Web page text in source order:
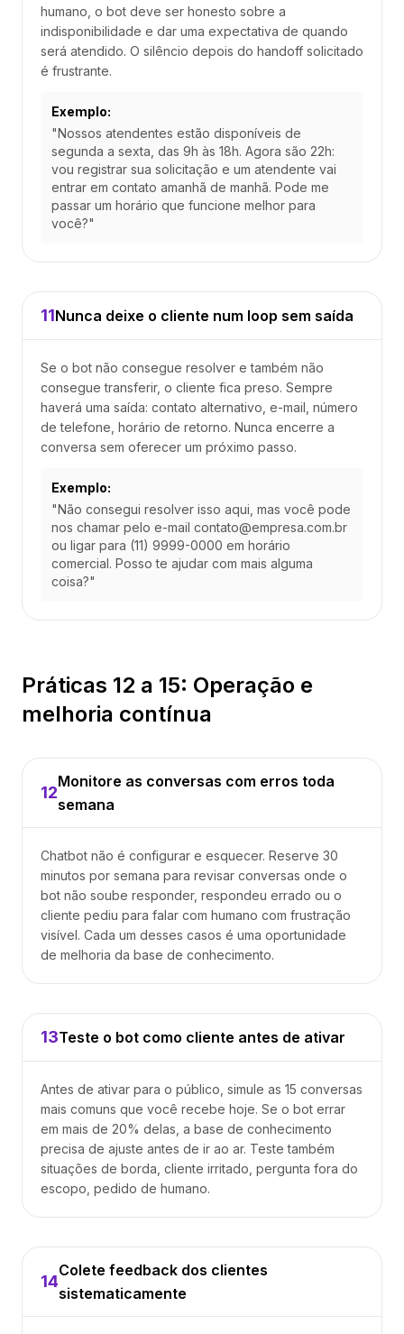
humano, o bot deve ser honesto sobre a
indisponibilidade e dar uma expectativa de quando
será atendido. O silêncio depois do handoff solicitado
é frustrante.
Exemplo:
"Nossos atendentes estão disponíveis de
segunda a sexta, das 9h às 18h. Agora são 22h:
vou registrar sua solicitação e um atendente vai
entrar em contato amanhã de manhã. Pode me
passar um horário que funcione melhor para
você?"
11Nunca deixe o cliente num loop sem saída
Se o bot não consegue resolver e também não
consegue transferir, o cliente fica preso. Sempre
haverá uma saída: contato alternativo, e-mail, número
de telefone, horário de retorno. Nunca encerre a
conversa sem oferecer um próximo passo.
Exemplo:
"Não consegui resolver isso aqui, mas você pode
nos chamar pelo e-mail contato@empresa.com.br
ou ligar para (11) 9999-0000 em horário
comercial. Posso te ajudar com mais alguma
coisa?"
Práticas 12 a 15: Operação e
melhoria contínua
12
Monitore as conversas com erros toda
semana
Chatbot não é configurar e esquecer. Reserve 30
minutos por semana para revisar conversas onde o
bot não soube responder, respondeu errado ou o
cliente pediu para falar com humano com frustração
visível. Cada um desses casos é uma oportunidade
de melhoria da base de conhecimento.
13Teste o bot como cliente antes de ativar
Antes de ativar para o público, simule as 15 conversas
mais comuns que você recebe hoje. Se o bot errar
em mais de 20% delas, a base de conhecimento
precisa de ajuste antes de ir ao ar. Teste também
situações de borda, cliente irritado, pergunta fora do
escopo, pedido de humano.
14
Colete feedback dos clientes
sistematicamente